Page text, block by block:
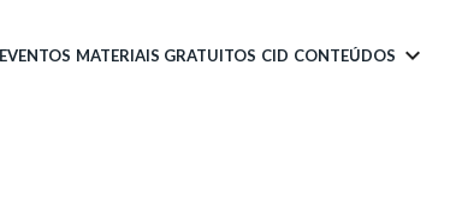
EVENTOS MATERIAIS GRATUITOS CID CONTEÚDOS